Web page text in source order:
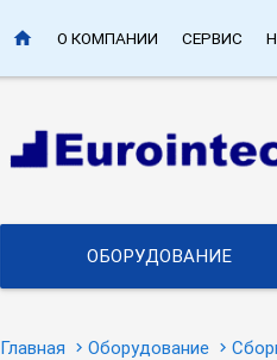
home О КОМПАНИИ СЕРВИС
ОБОРУДОВАНИЕ
Главная Оборудование